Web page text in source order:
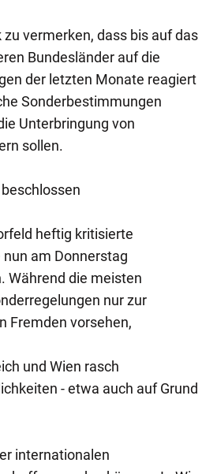
vermerken, dass bis auf das
Bundesländer auf die
der letzten Monate reagiert
Sonderbestimmungen
Unterbringung von
sollen.
heftig kritisierte
am Donnerstag
Während die meisten
nur zur
Fremden vorsehen,
und Wien rasch
- etwa auch auf Grund
internationalen